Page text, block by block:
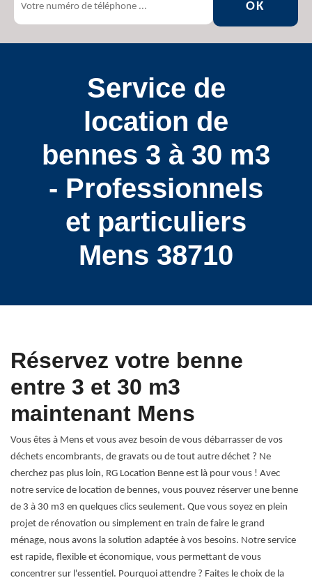
Service de
location de
bennes 3 à 30 m3
- Professionnels
et particuliers
Mens 38710
Réservez votre benne
entre 3 et 30 m3
maintenant Mens
Vous êtes à Mens et vous avez besoin de vous débarrasser de vos
déchets encombrants, de gravats ou de tout autre déchet ? Ne
cherchez pas plus loin, RG Location Benne est là pour vous ! Avec
notre service de location de bennes, vous pouvez réserver une benne
de 3 à 30 m3 en quelques clics seulement. Que vous soyez en plein
projet de rénovation ou simplement en train de faire le grand
ménage, nous avons la solution adaptée à vos besoins. Notre service
est rapide, flexible et économique, vous permettant de vous
concentrer sur l'essentiel. Pourquoi attendre ? Faites le choix de la